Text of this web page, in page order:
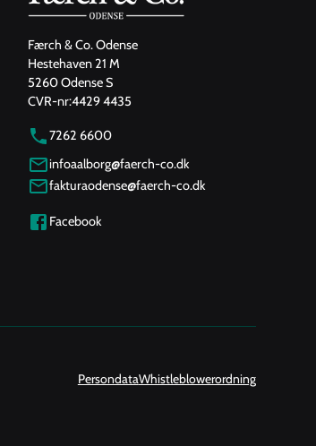
Færch & Co. Odense
Hestehaven 21 M
5260 Odense S
CVR-nr:4429 4435
7262 6600
infoaalborg@faerch-co.dk
fakturaodense@faerch-co.dk
Facebook
PersondataWhistleblowerordning